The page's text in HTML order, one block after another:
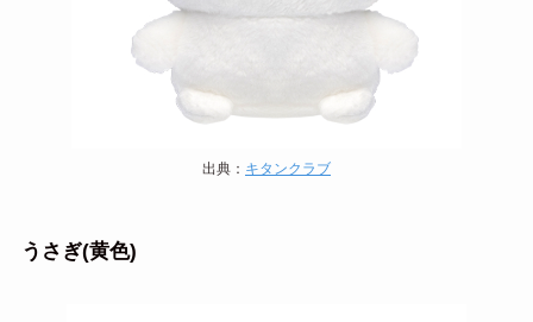
出典： キタンクラブ
うさぎ(黄色)